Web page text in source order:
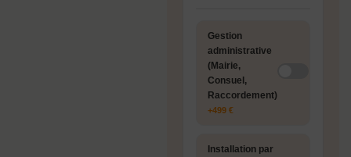
Gestion
administrative
(Mairie,
Consuel,
Raccordement)
+499 €
Installation par